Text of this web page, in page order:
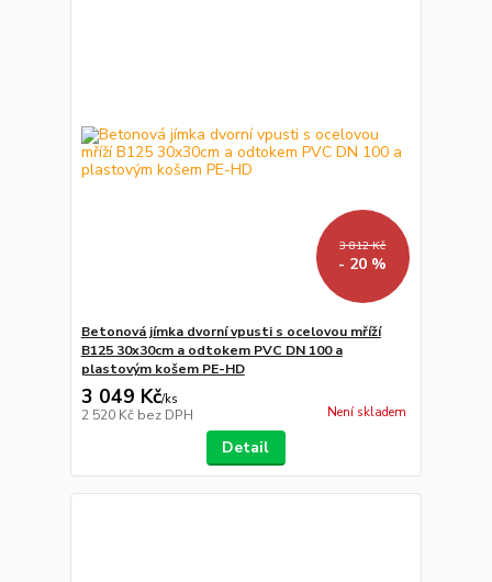
3 812 Kč
- 20 %
Betonová jímka dvorní vpusti s ocelovou mříží
B125 30x30cm a odtokem PVC DN 100 a
plastovým košem PE-HD
3 049 Kč/ks
2 520 Kč bez DPH Není skladem
Detail